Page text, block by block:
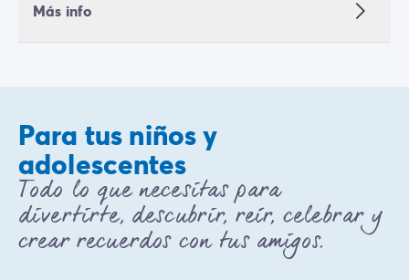
Más info
Para tus niños y
adolescentes
Todo lo que necesitas para
divertirte, descubrir, reír, celebrar y
crear recuerdos con tus amigos.